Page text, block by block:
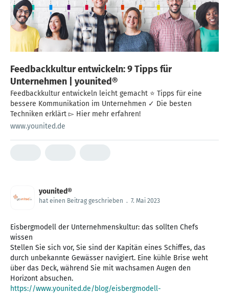
Feedbackkultur entwickeln: 9 Tipps für
Unternehmen | younited®
Feedbackkultur entwickeln leicht gemacht ⭐ Tipps für eine
bessere Kommunikation im Unternehmen ✓ Die besten
Techniken erklärt ▻ Hier mehr erfahren!
www.younited.de
younited®
hat einen Beitrag geschrieben . 7. Mai 2023
Eisbergmodell der Unternehmenskultur: das sollten Chefs
wissen
Stellen Sie sich vor, Sie sind der Kapitän eines Schiffes, das
durch unbekannte Gewässer navigiert. Eine kühle Brise weht
über das Deck, während Sie mit wachsamen Augen den
https://www.younited.de/blog/eisbergmodell-